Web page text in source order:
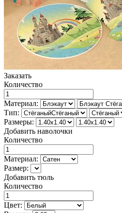
Заказать
Количество
Материал:
Тип:
Размеры:
Добавить наволочки
Количество
Материал:
Размер:
Добавить тюль
Количество
Цвет: